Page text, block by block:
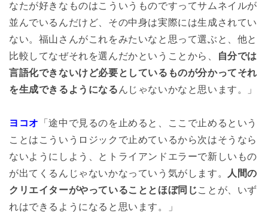
なたが好きなものはこういうものですってサムネイルが
並んでいるんだけど、その中身は実際には生成されてい
ない。福山さんがこれをみたいなと思って選ぶと、他と
比較してなぜそれを選んだかということから、
自分では
言語化できないけど必要としているものが分かってそれ
を生成できるようになるんじゃないかなと思います。」
ヨコオ
「途中で見るのを止めると、ここで止めるという
ことはこういうロジックで止めているから次はそうなら
ないようにしよう、とトライアンドエラーで新しいもの
が出てくるんじゃないかなっていう気がします。
人間の
クリエイターがやっていることとほぼ同じことが、いず
れはできるようになると思います。」